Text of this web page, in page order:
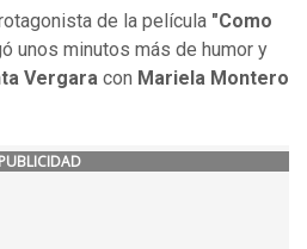
de la película "Como
unos minutos más de humor y
Vergara con Mariela Montero
PUBLICIDAD